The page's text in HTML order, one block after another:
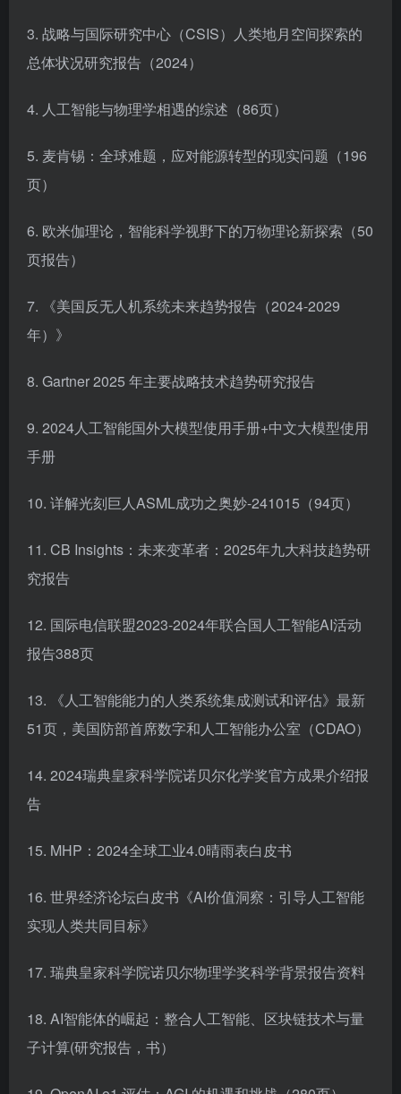
3. 战略与国际研究中心（CSIS）人类地月空间探索的
总体状况研究报告（2024）
4. 人工智能与物理学相遇的综述（86页）
5. 麦肯锡：全球难题，应对能源转型的现实问题（196
页）
6. 欧米伽理论，智能科学视野下的万物理论新探索（50
页报告）
7. 《美国反无人机系统未来趋势报告（2024-2029
年）》
8. Gartner 2025 年主要战略技术趋势研究报告
9. 2024人工智能国外大模型使用手册+中文大模型使用
手册
10. 详解光刻巨人ASML成功之奥妙-241015（94页）
11. CB Insights：未来变革者：2025年九大科技趋势研
究报告
12. 国际电信联盟2023-2024年联合国人工智能AI活动
报告388页
13. 《人工智能能力的人类系统集成测试和评估》最新
51页，美国防部首席数字和人工智能办公室（CDAO）
14. 2024瑞典皇家科学院诺贝尔化学奖官方成果介绍报
告
15. MHP：2024全球工业4.0晴雨表白皮书
16. 世界经济论坛白皮书《AI价值洞察：引导人工智能
实现人类共同目标》
17. 瑞典皇家科学院诺贝尔物理学奖科学背景报告资料
18. AI智能体的崛起：整合人工智能、区块链技术与量
子计算(研究报告，书）